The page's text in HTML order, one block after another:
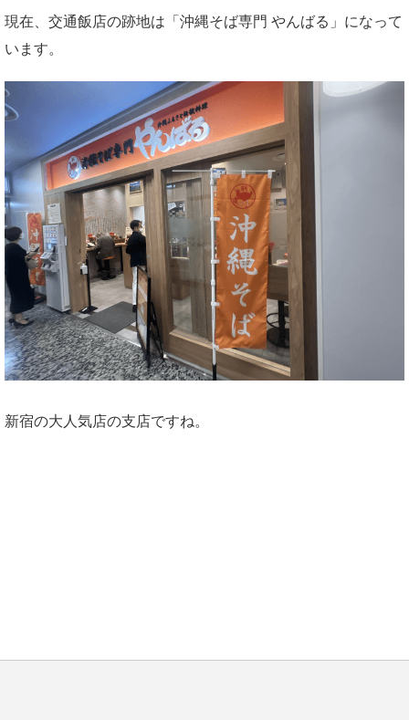
現在、交通飯店の跡地は「沖縄そば専門 やんばる」になって
います。
新宿の大人気店の支店ですね。